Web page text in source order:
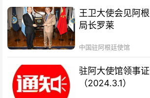
王卫大使会见阿
局长罗莱
中国驻阿根廷使馆
驻阿大使馆领事
（2024.3.1）